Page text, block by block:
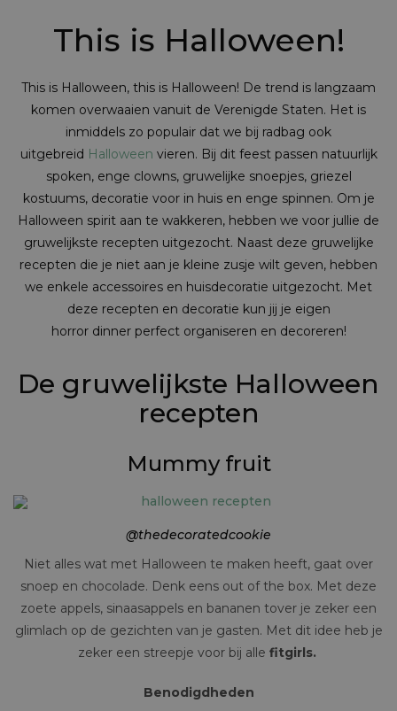
This is Halloween!
This is Halloween, this is Halloween! De trend is langzaam
komen overwaaien vanuit de Verenigde Staten. Het is
inmiddels zo populair dat we bij radbag ook
uitgebreid Halloween vieren. Bij dit feest passen natuurlijk
spoken, enge clowns, gruwelijke snoepjes, griezel
kostuums, decoratie voor in huis en enge spinnen. Om je
Halloween spirit aan te wakkeren, hebben we voor jullie de
gruwelijkste recepten uitgezocht. Naast deze gruwelijke
recepten die je niet aan je kleine zusje wilt geven, hebben
we enkele accessoires en huisdecoratie uitgezocht. Met
deze recepten en decoratie kun jij je eigen
horror dinnerperfect organiseren en decoreren!
De gruwelijkste Halloween
recepten
Mummy fruit
@thedecoratedcookie
Niet alles wat met Halloween te maken heeft, gaat over
snoep en chocolade. Denk eens out of the box. Met deze
zoete appels, sinaasappels en bananen tover je zeker een
glimlach op de gezichten van je gasten. Met dit idee heb je
zeker een streepje voor bij alle fitgirls.
Benodigdheden